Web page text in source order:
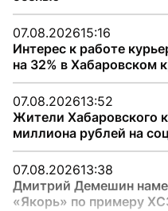
07.08.202615:16
Интерес к работе
на 32% в Хабаровском
07.08.202613:52
Жители Хабаровского
миллиона рублей на
07.08.202613:38
Дмитрий Демешин
«Якорь» по примеру